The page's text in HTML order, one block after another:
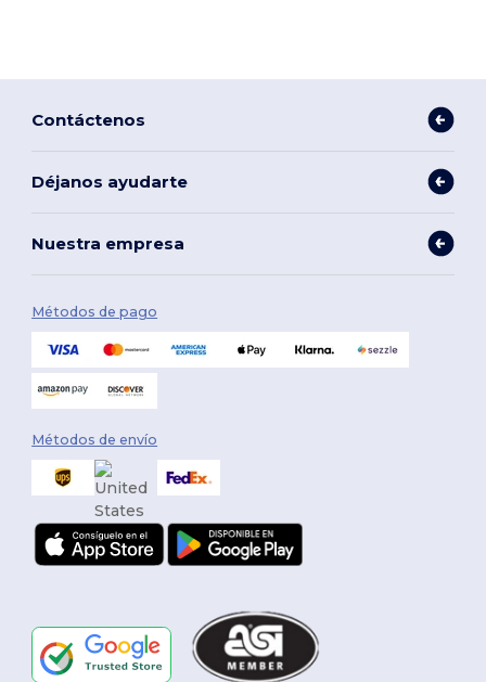
Contáctenos
Déjanos ayudarte
Nuestra empresa
Métodos de pago
Métodos de envío